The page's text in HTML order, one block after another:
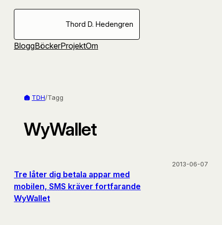
Hoppa
Thord D. Hedengren
BloggBöckerProjektOm
TDH/Tagg
WyWallet
Tre låter dig betala appar med
mobilen, SMS kräver fortfarande
WyWallet
2013-06-07